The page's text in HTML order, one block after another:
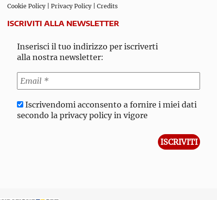
Cookie Policy Privacy Policy Credits
ISCRIVITI ALLA NEWSLETTER
Inserisci il tuo indirizzo per iscriverti
alla nostra newsletter:
Iscrivendomi acconsento a fornire i miei dati
secondo la privacy policy in vigore